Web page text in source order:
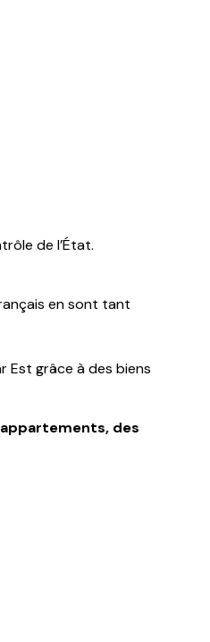
de l’État.
en sont tant
Est grâce à des biens
des